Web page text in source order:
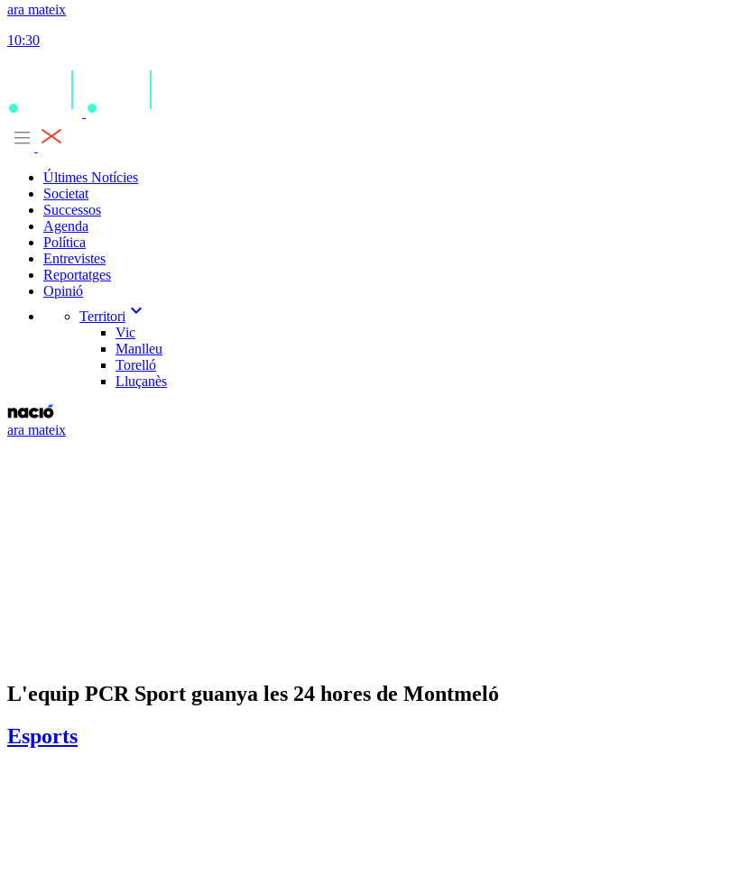
ara mateix
10:30
Últimes Notícies
Societat
Successos
Agenda
Política
Entrevistes
Reportatges
Opinió
Territori expand_more
Vic
Manlleu
Torelló
Lluçanès
ara mateix
L'equip PCR Sport guanya les 24 hores de Montmeló
Esports